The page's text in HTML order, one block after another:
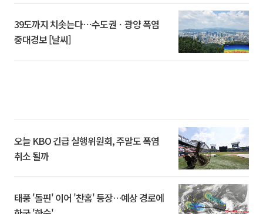
39도까지 치솟는다⋯수도권ㆍ광양 폭염
중대경보 [날씨]
오늘 KBO 긴급 실행위원회, 주말도 폭염
취소 될까
태풍 '돌핀' 이어 '찬홈' 등장…예상 경로에